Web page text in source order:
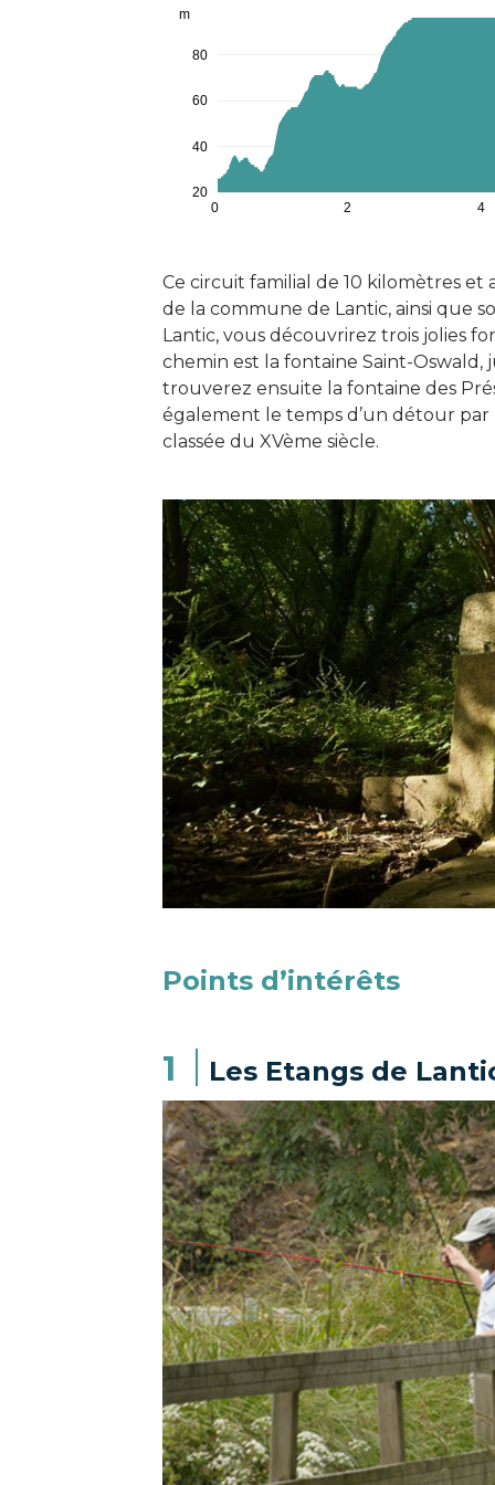
0 2 4
20
40
60
80
m
Ce circuit familial de 10 kilomètres et
de la commune de Lantic, ainsi que
Lantic, vous découvrirez trois jolies
chemin est la fontaine Saint-Oswald,
trouverez ensuite la fontaine des
également le temps d’un détour
classée du XVème siècle.
Points d’intérêts
1 Les Etangs de